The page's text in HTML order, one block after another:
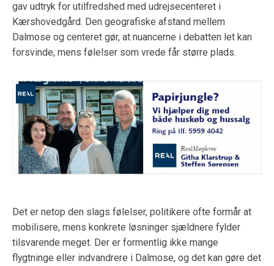
gav udtryk for utilfredshed med udrejsecenteret i
Kærshovedgård. Den geografiske afstand mellem
Dalmose og centeret gør, at nuancerne i debatten let kan
forsvinde, mens følelser som vrede får større plads.
Det er netop den slags følelser, politikere ofte formår at
mobilisere, mens konkrete løsninger sjældnere fylder
tilsvarende meget. Der er formentlig ikke mange
flygtninge eller indvandrere i Dalmose, og det kan gøre det